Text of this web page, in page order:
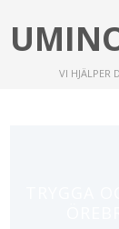
VI HJÄLPER